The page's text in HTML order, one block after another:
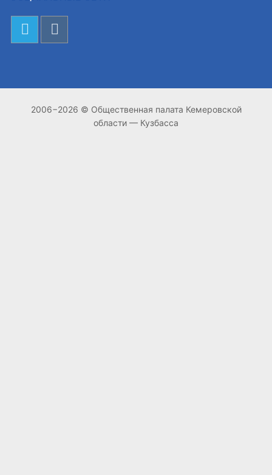
2006−2026 © Общественная палата Кемеровской
области — Кузбасса